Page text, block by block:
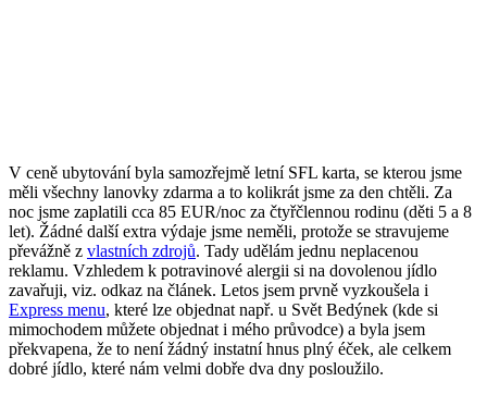
V ceně ubytování byla samozřejmě letní SFL karta, se kterou jsme
měli všechny lanovky zdarma a to kolikrát jsme za den chtěli. Za
noc jsme zaplatili cca 85 EUR/noc za čtyřčlennou rodinu (děti 5 a 8
let). Žádné další extra výdaje jsme neměli, protože se stravujeme
převážně z vlastních zdrojů. Tady udělám jednu neplacenou
reklamu. Vzhledem k potravinové alergii si na dovolenou jídlo
zavařuji, viz. odkaz na článek. Letos jsem prvně vyzkoušela i
Express menu, které lze objednat např. u Svět Bedýnek (kde si
mimochodem můžete objednat i mého průvodce) a byla jsem
překvapena, že to není žádný instatní hnus plný éček, ale celkem
dobré jídlo, které nám velmi dobře dva dny posloužilo.